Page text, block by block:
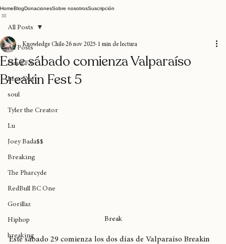
All Posts
Das EFX
Mos Def
soul
Tyler the Creator
Lu
Joey Bada$$
Breaking
The Pharcyde
RedBull BC One
Gorillaz
Hiphop
All Posts
Este sábado comienza Valparaíso
Breakin Fest 5
Knowledge Chile 1 min de lectura